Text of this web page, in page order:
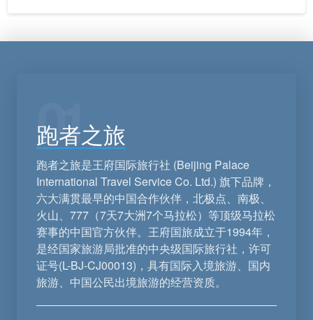
01
跑者之旅
跑者之旅是王府国际旅行社 (Beijing Palace
International Travel Service Co. Ltd.) 旗下品牌，
六大满贯最早的中国合作伙伴，北极点、南极、
火山、777（7天7大洲7个马拉松）等顶级马拉松
赛事的中国官方伙伴。王府国旅成立于1994年，
是经国家旅游局批准的中央级国际旅行社，许可
证号(L-BJ-CJ00013)，具有国际入境旅游、国内
旅游、中国公民出境旅游的经营资质。